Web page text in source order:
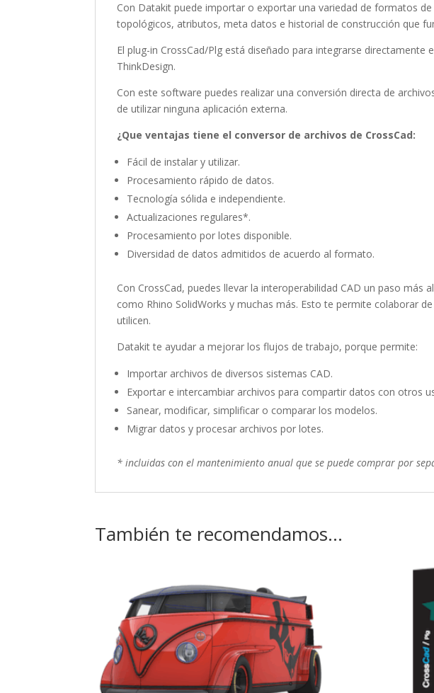
Con Datakit puede importar o exportar una variedad de formatos
topológicos, atributos, meta datos e historial de construcción que
El plug-in CrossCad/Plg está diseñado para integrarse directamente
ThinkDesign.
Con este software puedes realizar una conversión directa de
de utilizar ninguna aplicación externa.
¿Que ventajas tiene el conversor de archivos de CrossCad:
Fácil de instalar y utilizar.
Procesamiento rápido de datos.
Tecnología sólida e independiente.
Actualizaciones regulares*.
Procesamiento por lotes disponible.
Diversidad de datos admitidos de acuerdo al formato.
Con CrossCad, puedes llevar la interoperabilidad CAD un paso
como Rhino SolidWorks y muchas más. Esto te permite colaborar
utilicen.
Datakit te ayudar a mejorar los flujos de trabajo, porque permite:
Importar archivos de diversos sistemas CAD.
Exportar e intercambiar archivos para compartir datos con otros
Sanear, modificar, simplificar o comparar los modelos.
Migrar datos y procesar archivos por lotes.
* incluidas con el mantenimiento anual que se puede comprar por
También te recomendamos…